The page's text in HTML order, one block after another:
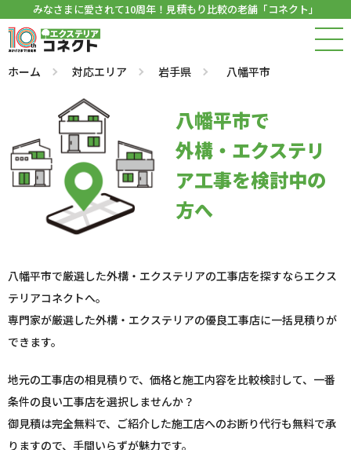
みなさまに愛されて10周年！見積もり比較の老舗「コネクト」
ホーム 対応エリア 岩手県 八幡平市
八幡平市で
外構・エクステリ
ア工事を検討中の
方へ
八幡平市で厳選した外構・エクステリアの工事店を探すならエクス
テリアコネクトへ。
専門家が厳選した外構・エクステリアの優良工事店に一括見積りが
できます。
地元の工事店の相見積りで、価格と施工内容を比較検討して、一番
条件の良い工事店を選択しませんか？
御見積は完全無料で、ご紹介した施工店へのお断り代行も無料で承
りますので、手間いらずが魅力です。